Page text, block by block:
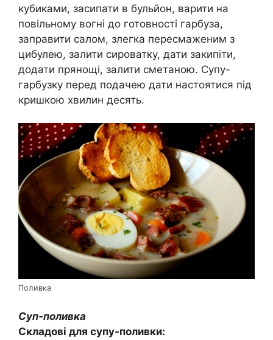
кубиками, засипати в бульйон, варити на
повільному вогні до готовності гарбуза,
заправити салом, злегка пересмаженим з
цибулею, залити сироватку, дати закипіти,
додати прянощі, залити сметаною. Супу-
гарбузку перед подачею дати настоятися під
кришкою хвилин десять.
Поливка
Суп-поливка
Складові для супу-поливки: